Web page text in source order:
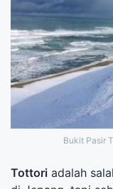
Bukit Pasir
Tottori adalah